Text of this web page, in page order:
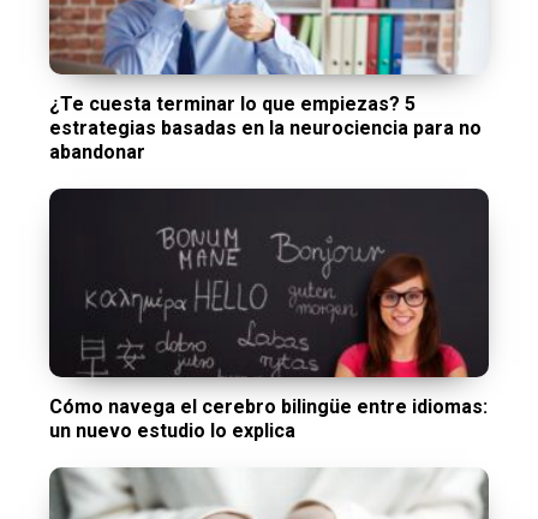
¿Te cuesta terminar lo que empiezas? 5
estrategias basadas en la neurociencia para no
abandonar
Cómo navega el cerebro bilingüe entre idiomas:
un nuevo estudio lo explica